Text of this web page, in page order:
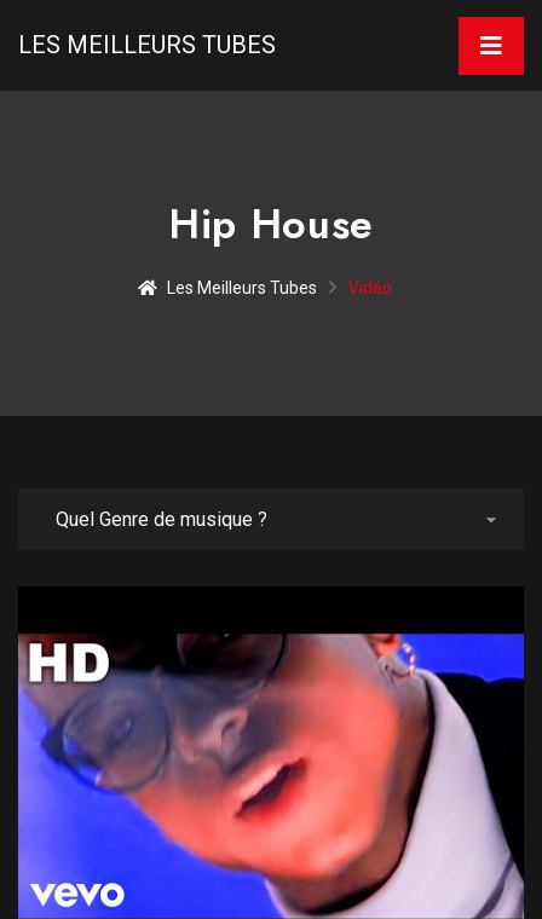
LES MEILLEURS TUBES
Hip House
Les Meilleurs Tubes Vidéo